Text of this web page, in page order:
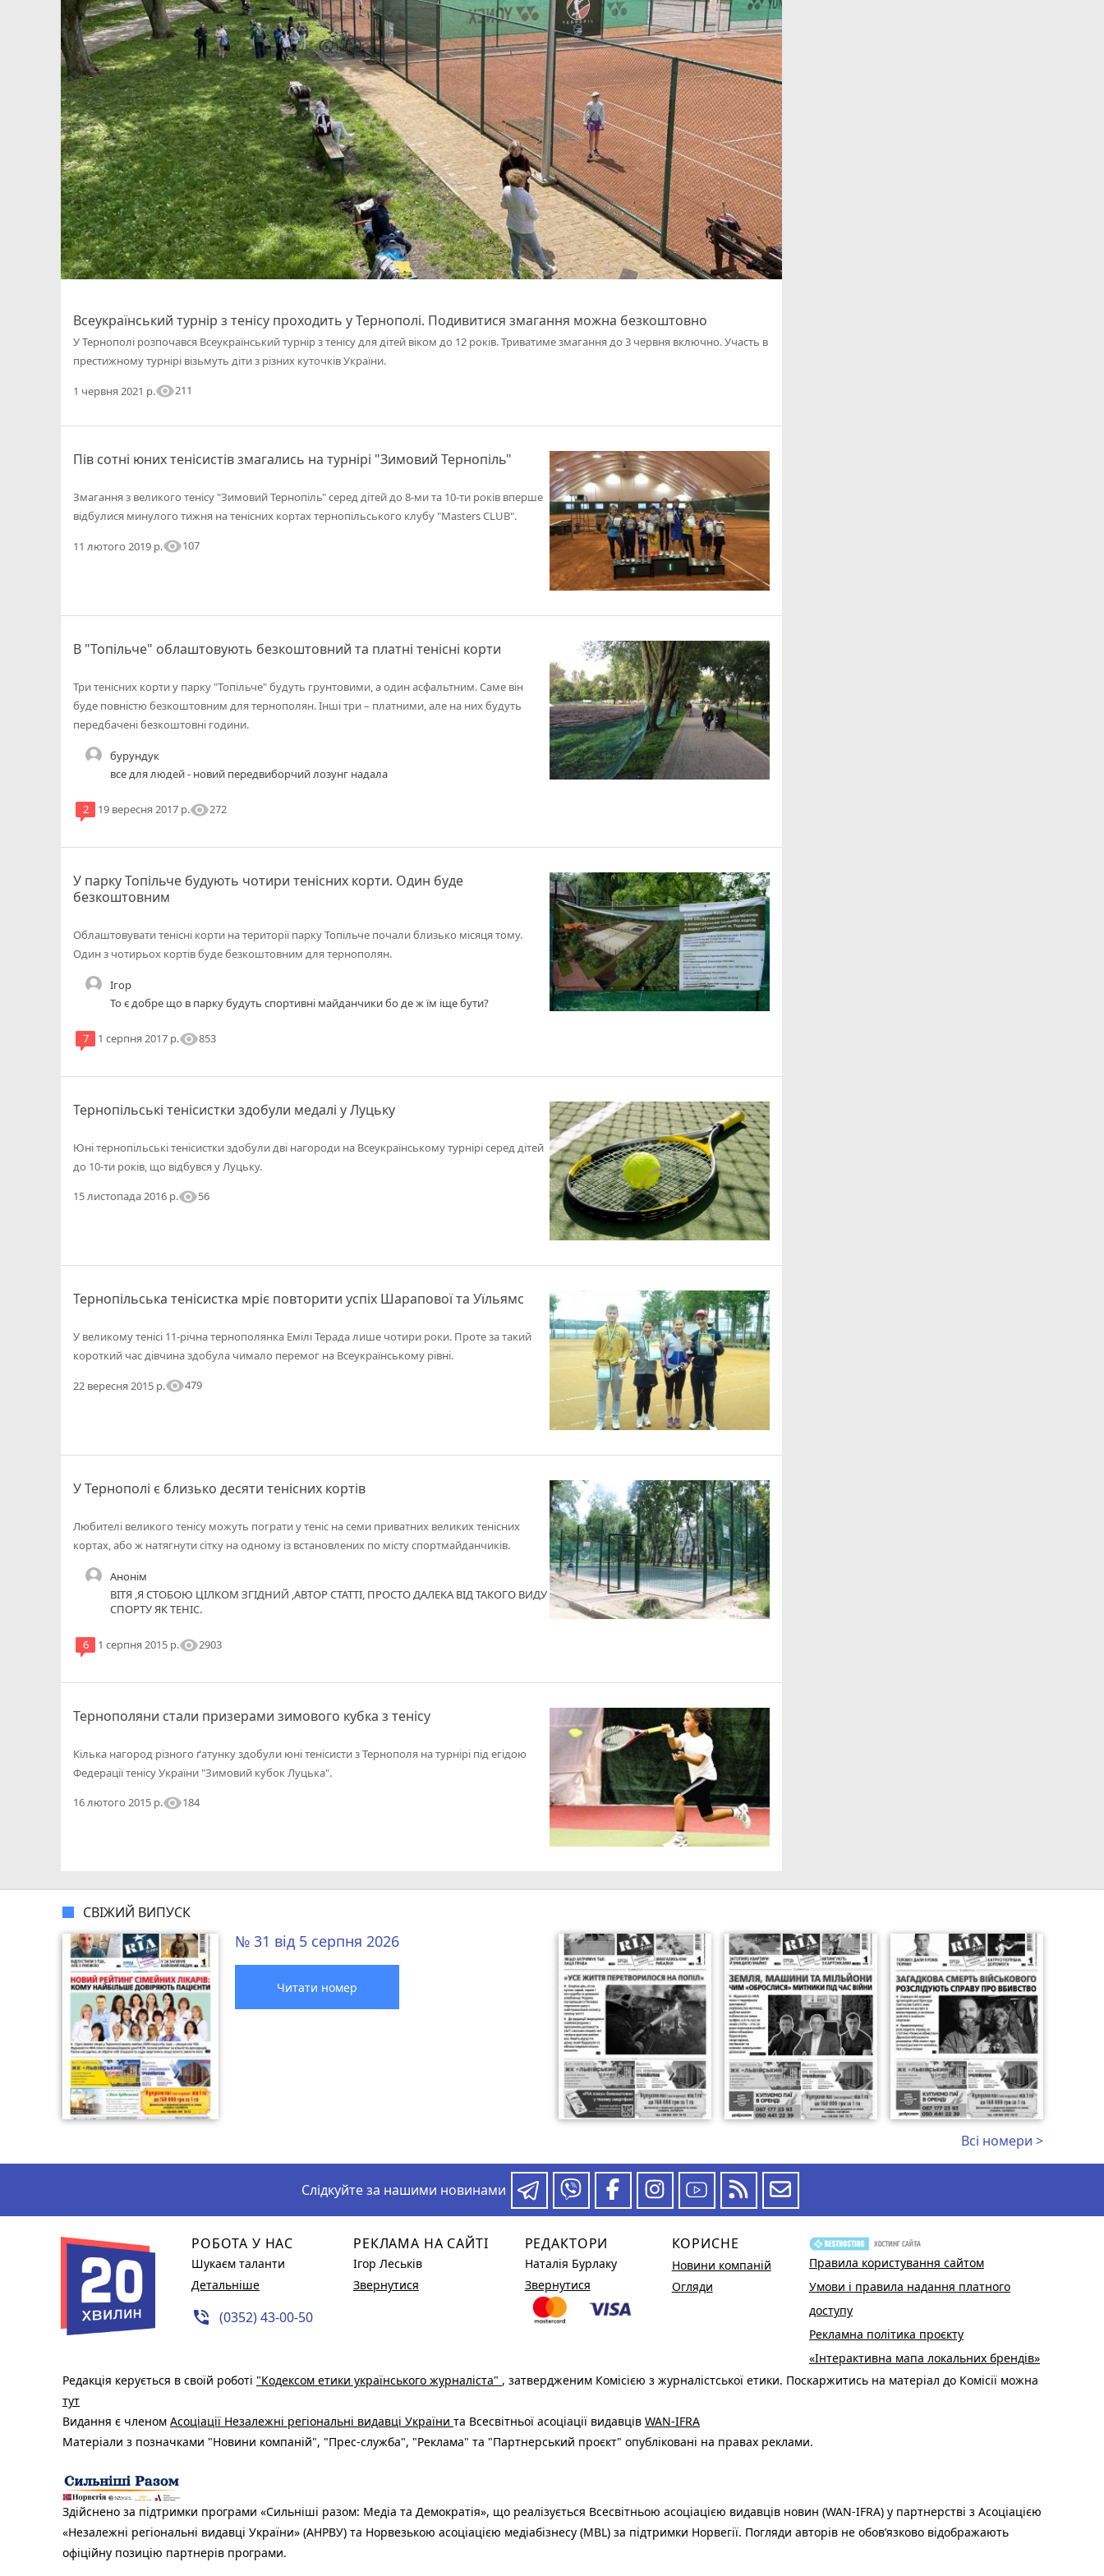
Всеукраїнський турнір з тенісу проходить у Тернополі. Подивитися змагання можна безкоштовно
У Тернополі розпочався Всеукраїнський турнір з тенісу для дітей віком до 12 років. Триватиме змагання до 3 червня включно. Участь в
престижному турнірі візьмуть діти з різних куточків України.
1 червня 2021 р.visibility211
Пів сотні юних тенісистів змагались на турнірі "Зимовий Тернопіль"
Змагання з великого тенісу "Зимовий Тернопіль" серед дітей до 8-ми та 10-ти років вперше
відбулися минулого тижня на тенісних кортах тернопільського клубу "Masters CLUB".
11 лютого 2019 р.visibility107
В "Топільче" облаштовують безкоштовний та платні тенісні корти
Три тенісних корти у парку "Топільче" будуть грунтовими, а один асфальтним. Саме він
буде повністю безкоштовним для тернополян. Інші три – платними, але на них будуть
передбачені безкоштовні години.
бурундук
все для людей - новий передвиборчий лозунг надала
2 19 вересня 2017 р.visibility272
У парку Топільче будують чотири тенісних корти. Один буде
безкоштовним
Облаштовувати тенісні корти на території парку Топільче почали близько місяця тому.
Один з чотирьох кортів буде безкоштовним для тернополян.
Ігор
То є добре що в парку будуть спортивні майданчики бо де ж їм іще бути?
7 1 серпня 2017 р.visibility853
Тернопільські тенісистки здобули медалі у Луцьку
Юні тернопільські тенісистки здобули дві нагороди на Всеукраїнському турнірі серед дітей
до 10-ти років, що відбувся у Луцьку.
15 листопада 2016 р.visibility56
Тернопільська тенісистка мріє повторити успіх Шарапової та Уїльямс
У великому тенісі 11-річна тернополянка Емілі Терада лише чотири роки. Проте за такий
короткий час дівчина здобула чимало перемог на Всеукраїнському рівні.
22 вересня 2015 р.visibility479
У Тернополі є близько десяти тенісних кортів
Любителі великого тенісу можуть пограти у теніс на семи приватних великих тенісних
кортах, або ж натягнути сітку на одному із встановлених по місту спортмайданчиків.
Анонім
ВІТЯ ,Я СТОБОЮ ЦІЛКОМ ЗГІДНИЙ ,АВТОР СТАТТІ, ПРОСТО ДАЛЕКА ВІД ТАКОГО ВИДУ
СПОРТУ ЯК ТЕНІС.
6 1 серпня 2015 р.visibility2903
Тернополяни стали призерами зимового кубка з тенісу
Кілька нагород різного ґатунку здобули юні тенісисти з Тернополя на турнірі під егідою
Федерації тенісу України "Зимовий кубок Луцька".
16 лютого 2015 р.visibility184
СВІЖИЙ ВИПУСК
№ 31 від 5 серпня 2026
Читати номер
Всі номери >
Слідкуйте за нашими новинами
РОБОТА У НАС
Шукаєм таланти
Детальніше
phone_in_talk (0352) 43-00-50
РЕКЛАМА НА САЙТІ
Ігор Леськів
Звернутися
РЕДАКТОРИ
Наталія Бурлаку
Звернутися
КОРИСНЕ
Новини компаній
Огляди
Правила користування сайтом
Умови і правила надання платного
доступу
Рекламна політика проєкту
«Інтерактивна мапа локальних брендів»
Редакція керується в своїй роботі "Кодексом етики українського журналіста" , затвердженим Комісією з журналістської етики. Поскаржитись на матеріал до Комісії можна
тут
Видання є членом Асоціації Незалежні регіональні видавці України та Всесвітньої асоціації видавців WAN-IFRA
Матеріали з позначками "Новини компаній", "Прес-служба", "Реклама" та "Партнерський проєкт" опубліковані на правах реклами.
Здійснено за підтримки програми «Сильніші разом: Медіа та Демократія», що реалізується Всесвітньою асоціацією видавців новин (WAN-IFRA) у партнерстві з Асоціацією
«Незалежні регіональні видавці України» (АНРВУ) та Норвезькою асоціацією медіабізнесу (MBL) за підтримки Норвегії. Погляди авторів не обов’язково відображають
офіційну позицію партнерів програми.